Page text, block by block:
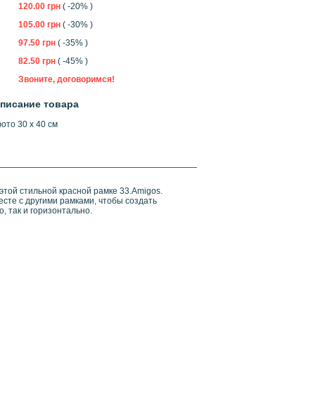
120.00 грн ( -20% )
105.00 грн ( -30% )
97.50 грн ( -35% )
82.50 грн ( -45% )
Звоните, договоримся!
товара
30 х 40 см
стильной красной рамке 33.Amigos.
с другими рамками, чтобы создать
и горизонтально.